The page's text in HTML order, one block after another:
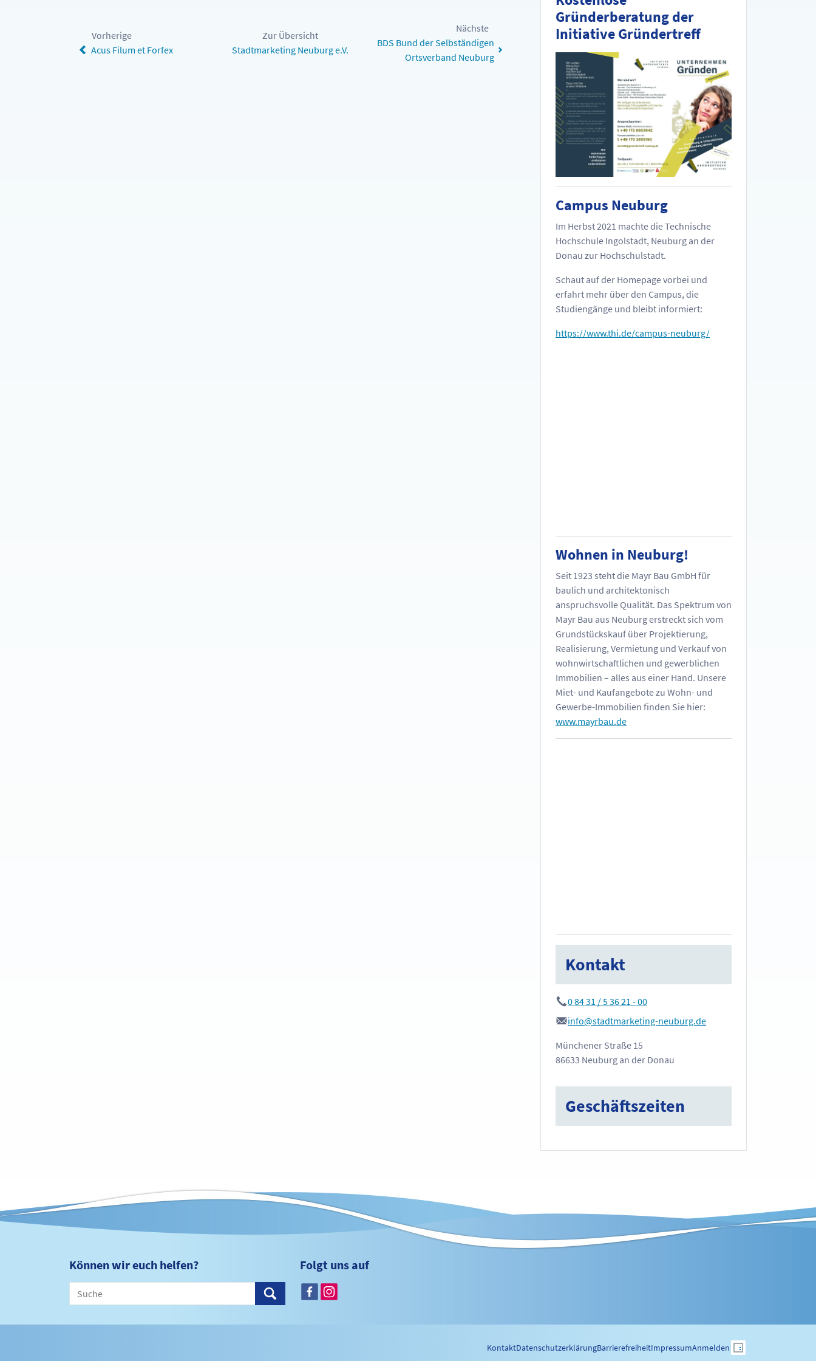
Vorherige
Acus Filum et Forfex
Zur Übersicht
Stadtmarketing Neuburg e.V.
Nächste
BDS Bund der Selbständigen
Ortsverband Neuburg
Gründerberatung der
Initiative Gründertreff
Campus Neuburg
Im Herbst 2021 machte die Technische
Hochschule Ingolstadt, Neuburg an der
Donau zur Hochschulstadt.
Schaut auf der Homepage vorbei und
erfahrt mehr über den Campus, die
Studiengänge und bleibt informiert:
https://www.thi.de/campus-neuburg/
Wohnen in Neuburg!
Seit 1923 steht die Mayr Bau GmbH für
baulich und architektonisch
anspruchsvolle Qualität. Das Spektrum von
Mayr Bau aus Neuburg erstreckt sich vom
Grundstückskauf über Projektierung,
Realisierung, Vermietung und Verkauf von
wohnwirtschaftlichen und gewerblichen
Immobilien – alles aus einer Hand. Unsere
Miet- und Kaufangebote zu Wohn- und
Gewerbe-Immobilien finden Sie hier:
www.mayrbau.de
Kontakt
0 84 31 / 5 36 21 - 00
info@stadtmarketing-neuburg.de
Münchener Straße 15
86633 Neuburg an der Donau
Geschäftszeiten
Können wir euch helfen? Folgt uns auf
KontaktDatenschutzerklärungBarrierefreiheitImpressumAnmelden